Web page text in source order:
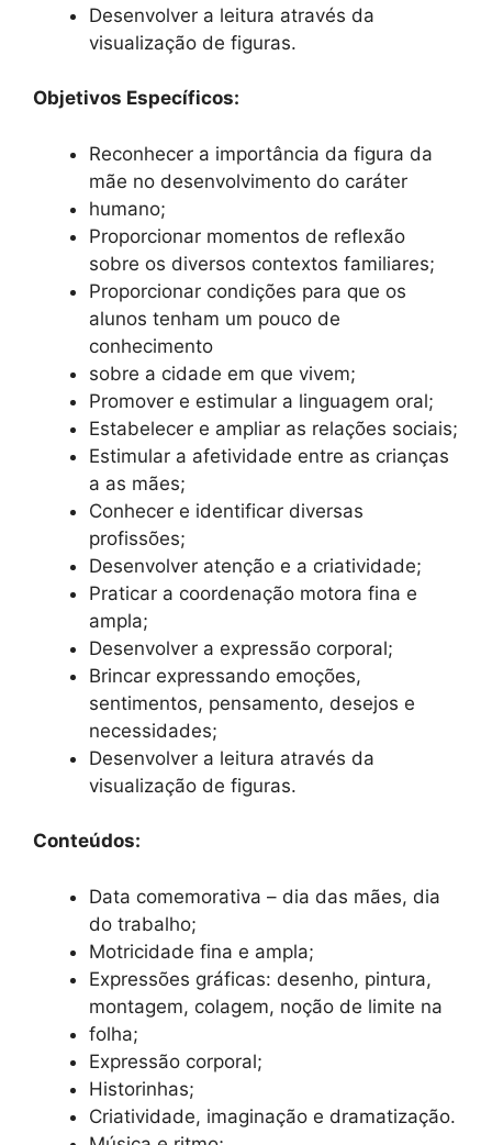
Desenvolver a leitura através da
visualização de figuras.
Objetivos Específicos:
Reconhecer a importância da figura da
mãe no desenvolvimento do caráter
humano;
Proporcionar momentos de reflexão
sobre os diversos contextos familiares;
Proporcionar condições para que os
alunos tenham um pouco de
conhecimento
sobre a cidade em que vivem;
Promover e estimular a linguagem oral;
Estabelecer e ampliar as relações sociais;
Estimular a afetividade entre as crianças
a as mães;
Conhecer e identificar diversas
profissões;
Desenvolver atenção e a criatividade;
Praticar a coordenação motora fina e
ampla;
Desenvolver a expressão corporal;
Brincar expressando emoções,
sentimentos, pensamento, desejos e
necessidades;
Desenvolver a leitura através da
visualização de figuras.
Conteúdos:
Data comemorativa – dia das mães, dia
do trabalho;
Motricidade fina e ampla;
Expressões gráficas: desenho, pintura,
montagem, colagem, noção de limite na
folha;
Expressão corporal;
Historinhas;
Criatividade, imaginação e dramatização.